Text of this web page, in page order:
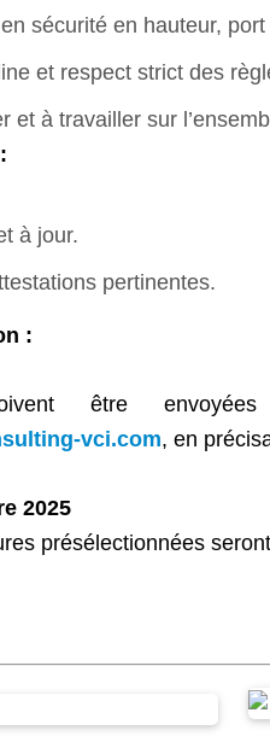
sécurité en hauteur,
et respect strict des
et à travailler sur
à jour.
pertinentes.
:
être
vci.com, en
2025
présélectionnées